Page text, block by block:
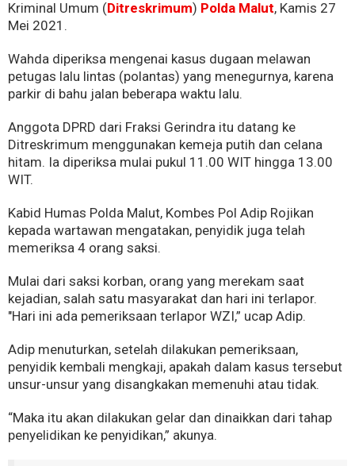
Kriminal Umum (Ditreskrimum) Polda Malut, Kamis 27
Mei 2021.
Wahda diperiksa mengenai kasus dugaan melawan
petugas lalu lintas (polantas) yang menegurnya, karena
parkir di bahu jalan beberapa waktu lalu.
Anggota DPRD dari Fraksi Gerindra itu datang ke
Ditreskrimum menggunakan kemeja putih dan celana
hitam. Ia diperiksa mulai pukul 11.00 WIT hingga 13.00
WIT.
Kabid Humas Polda Malut, Kombes Pol Adip Rojikan
kepada wartawan mengatakan, penyidik juga telah
memeriksa 4 orang saksi.
Mulai dari saksi korban, orang yang merekam saat
kejadian, salah satu masyarakat dan hari ini terlapor.
"Hari ini ada pemeriksaan terlapor WZI,” ucap Adip.
Adip menuturkan, setelah dilakukan pemeriksaan,
penyidik kembali mengkaji, apakah dalam kasus tersebut
unsur-unsur yang disangkakan memenuhi atau tidak.
“Maka itu akan dilakukan gelar dan dinaikkan dari tahap
penyelidikan ke penyidikan,” akunya.